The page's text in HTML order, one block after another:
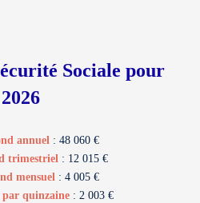
Sociale pour
2026
annuel: 48 060 €
trimestriel: 12 015 €
mensuel : 4 005 €
quinzaine: 2 003 €